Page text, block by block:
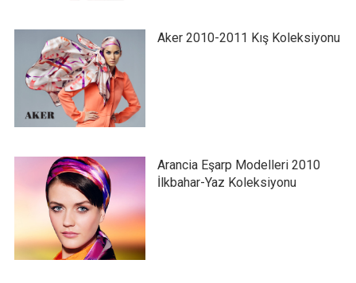
Aker 2010-2011 Kış Koleksiyonu
Arancia Eşarp Modelleri 2010
İlkbahar-Yaz Koleksiyonu